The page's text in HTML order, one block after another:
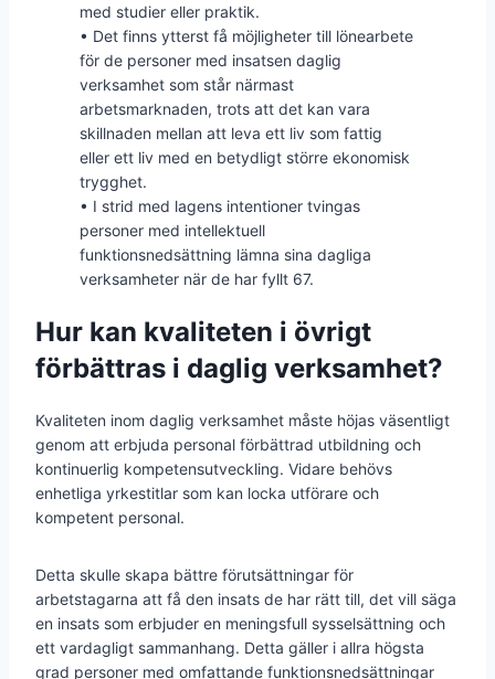
med studier eller praktik.
• Det finns ytterst få möjligheter till lönearbete
för de personer med insatsen daglig
verksamhet som står närmast
arbetsmarknaden, trots att det kan vara
skillnaden mellan att leva ett liv som fattig
eller ett liv med en betydligt större ekonomisk
trygghet.
• I strid med lagens intentioner tvingas
personer med intellektuell
funktionsnedsättning lämna sina dagliga
verksamheter när de har fyllt 67.
Hur kan kvaliteten i övrigt
förbättras i daglig verksamhet?
Kvaliteten inom daglig verksamhet måste höjas väsentligt
genom att erbjuda personal förbättrad utbildning och
kontinuerlig kompetensutveckling. Vidare behövs
enhetliga yrkestitlar som kan locka utförare och
kompetent personal.
Detta skulle skapa bättre förutsättningar för
arbetstagarna att få den insats de har rätt till, det vill säga
en insats som erbjuder en meningsfull sysselsättning och
ett vardagligt sammanhang. Detta gäller i allra högsta
grad personer med omfattande funktionsnedsättningar